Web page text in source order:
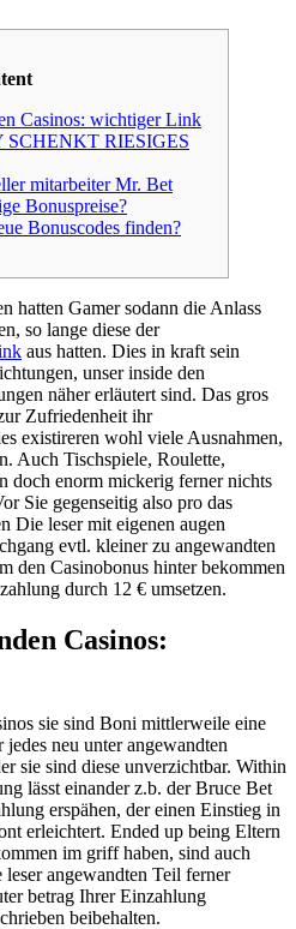
Casinos: wichtiger Link
RIESIGES
mitarbeiter Mr. Bet
Bonuspreise?
Bonuscodes finden?
hatten Gamer sodann die Anlass
so lange diese der
aus hatten. Dies in kraft sein
unser inside den
näher erläutert sind. Das gros
Zufriedenheit ihr
existireren wohl viele Ausnahmen,
Auch Tischspiele, Roulette,
doch enorm mickerig ferner nichts
Sie gegenseitig also pro das
Die leser mit eigenen augen
evtl. kleiner zu angewandten
den Casinobonus hinter bekommen
durch 12 € umsetzen.
Casinos:
sie sind Boni mittlerweile eine
neu unter angewandten
sie sind diese unverzichtbar. Within
lässt einander z.b. der Bruce Bet
erspähen, der einen Einstieg in
erleichtert. Ended up being Eltern
im griff haben, sind auch
angewandten Teil ferner
betrag Ihrer Einzahlung
beibehalten.